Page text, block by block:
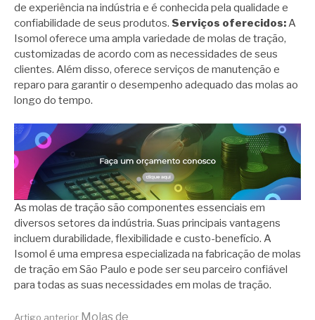
de experiência na indústria e é conhecida pela qualidade e
confiabilidade de seus produtos. Serviços oferecidos:A
Isomol oferece uma ampla variedade de molas de tração,
customizadas de acordo com as necessidades de seus
clientes. Além disso, oferece serviços de manutenção e
reparo para garantir o desempenho adequado das molas ao
longo do tempo.
As molas de tração são componentes essenciais em
diversos setores da indústria. Suas principais vantagens
incluem durabilidade, flexibilidade e custo-benefício. A
Isomol é uma empresa especializada na fabricação de molas
de tração em São Paulo e pode ser seu parceiro confiável
para todas as suas necessidades em molas de tração.
Artigo anterior Molas de